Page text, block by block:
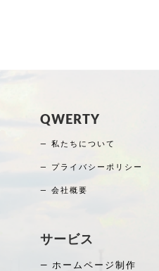
QWERTY
― 私たちについて
― プライバシーポリシー
― 会社概要
サービス
― ホームページ制作